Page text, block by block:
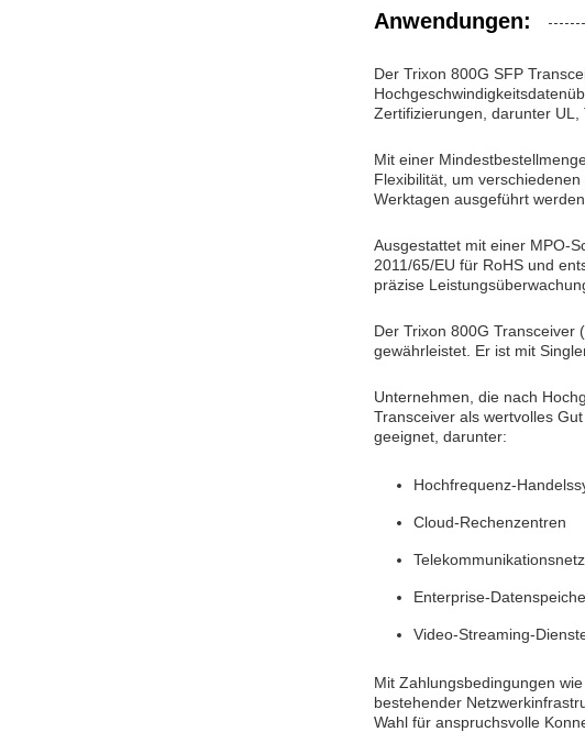
Anwendungen:
Der Trixon 800G SFP
Zertifizierungen, darunter UL,
Mit einer
Flexibilität, um
Werktagen ausgeführt
Ausgestattet mit einer MPO-
2011/65/EU für RoHS und
präzise
Der Trixon 800G Transceiver
gewährleistet. Er ist mit
Unternehmen, die nach
Transceiver als wertvolles
geeignet, darunter:
Hochfrequenz-
Cloud-Rechenzentren
Enterprise-
Video-Streaming-
Mit Zahlungsbedingungen
bestehender
Wahl für anspruchsvolle